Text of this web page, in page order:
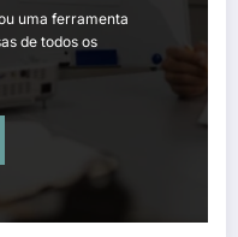
uma ferramenta
de todos os